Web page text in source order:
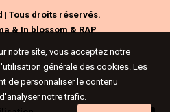
| Tous droits réservés.
&In blossom&RAP
notre site, vous acceptez notre
générale des cookies. Les
de personnaliser le contenu
notre trafic.